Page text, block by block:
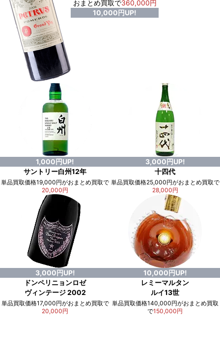
おまとめ買取で360,000円
10,000円UP!
1,000円UP!
サントリー白州12年
単品買取価格19,000円がおまとめ買取で
20,000円
3,000円UP!
十四代
単品買取価格25,000円がおまとめ買取で
28,000円
3,000円UP!
ドンペリニョンロゼ
ヴィンテージ 2002
単品買取価格17,000円がおまとめ買取で
20,000円
10,000円UP!
レミーマルタン
ルイ13世
単品買取価格140,000円がおまとめ買取
で150,000円